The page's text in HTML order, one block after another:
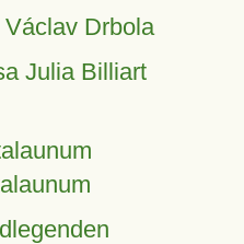
Drbola
Julia Billiart